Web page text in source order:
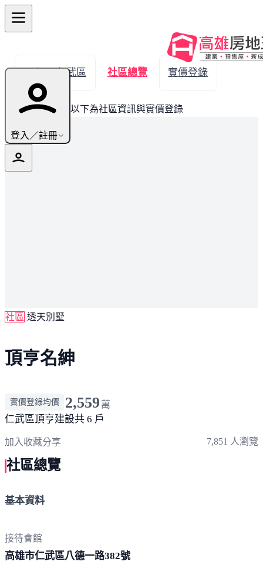
登入／註冊
← 返回仁武區 社區總覽 實價登錄
此建案已完銷，以下為社區資訊與實價登錄
社區 透天別墅
頂亨名紳
實價登錄均價 2,559 萬
仁武區 頂亨建設共 6 戶
加入收藏分享 7,851 人瀏覽
社區總覽
基本資料
接待會館
高雄市仁武區八德一路382號